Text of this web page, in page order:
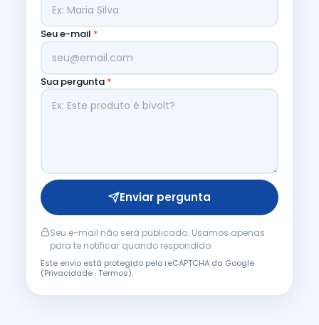
Seu e-mail *
Sua pergunta *
Enviar pergunta
Seu e-mail não será publicado. Usamos apenas
para te notificar quando respondido.
Este envio está protegido pelo reCAPTCHA da Google
(Privacidade·Termos).